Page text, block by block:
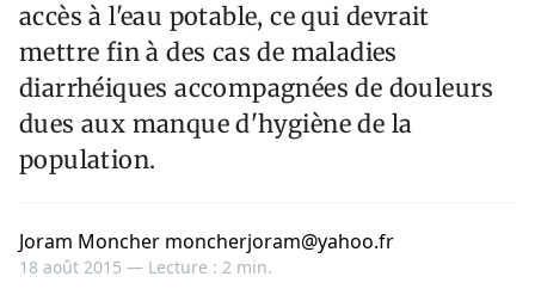
accès à l'eau potable, ce qui devrait
mettre fin à des cas de maladies
diarrhéiques accompagnées de douleurs
dues aux manque d'hygiène de la
population.
Joram Moncher moncherjoram@yahoo.fr
18 août 2015 — Lecture : 2 min.